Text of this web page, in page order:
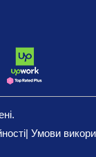
| Умови